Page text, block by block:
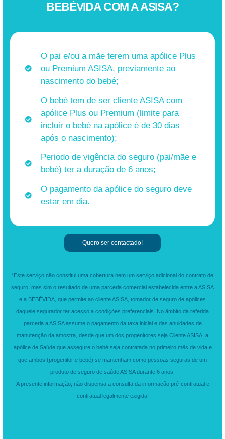
BEBÉVIDA COM A ASISA?
O pai e/ou a mãe terem uma apólice Plus
ou Premium ASISA, previamente ao
nascimento do bebé;
O bebé tem de ser cliente ASISA com
apólice Plus ou Premium (limite para
incluir o bebé na apólice é de 30 dias
após o nascimento);
Periodo de vigência do seguro (pai/mãe e
bebé) ter a duração de 6 anos;
O pagamento da apólice do seguro deve
estar em dia.
Quero ser contactado!
*Este serviço não constitui uma cobertura nem um serviço adicional do contrato de
seguro, mas sim o resultado de uma parceria comercial estabelecida entre a ASISA
e a BEBÉVIDA, que permite ao cliente ASISA, tomador de seguro de apólices
daquele segurador ter acesso a condições preferenciais. No âmbito da referida
parceria a ASISA assume o pagamento da taxa inicial e das anuidades de
manutenção da amostra, desde que um dos progenitores seja Cliente ASISA, a
apólice de Saúde que assegure o bebé seja contratada no primeiro mês de vida e
que ambos (progenitor e bebé) se mantenham como pessoas seguras de um
produto de seguro de saúde ASISA durante 6 anos.
A presente informação, não dispensa a consulta da informação pré-contratual e
contratual legalmente exigida.